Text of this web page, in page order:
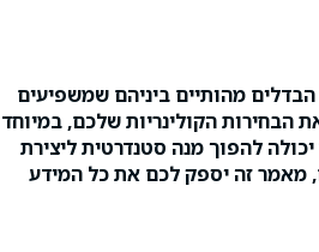
מהותיים ביניהם שמשפיעים
הבחירות הקולינריות שלכם, במיוחד
להפוך מנה סטנדרטית ליצירת
מאמר זה יספק לכם את כל המידע